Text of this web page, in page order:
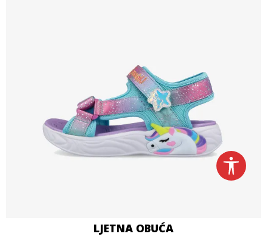
LJETNA OBUĆA